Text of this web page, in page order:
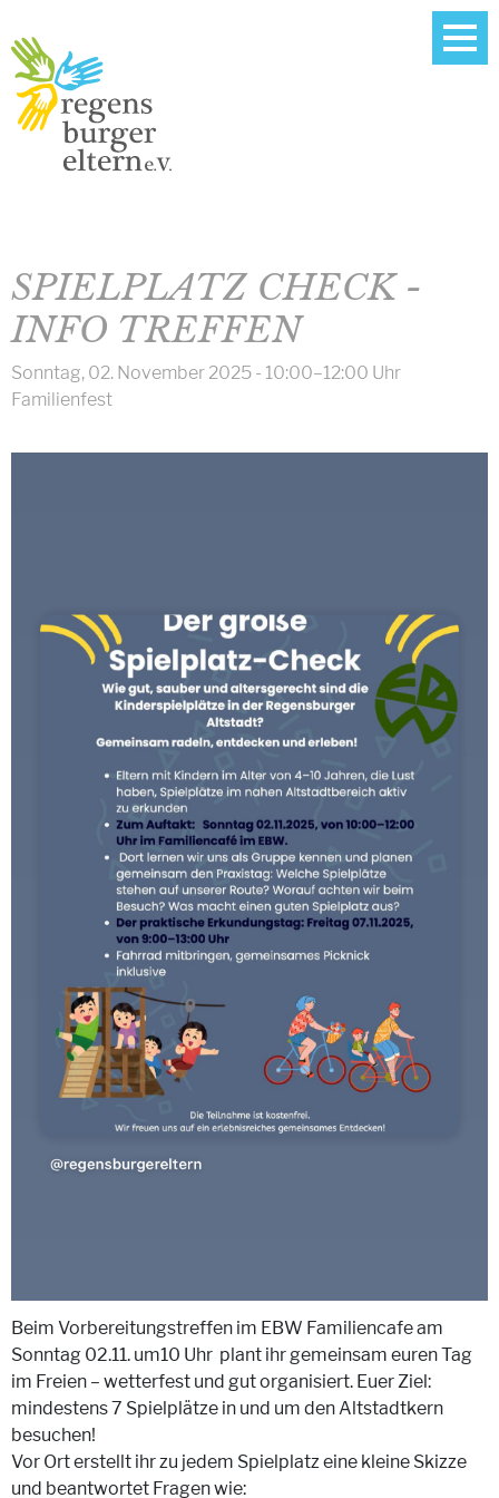
SPIELPLATZ CHECK -
INFO TREFFEN
Sonntag, 02. November 2025 - 10:00–12:00 Uhr
Familienfest
Beim Vorbereitungstreffen im EBW Familiencafe am
Sonntag 02.11. um10 Uhr plant ihr gemeinsam euren Tag
im Freien – wetterfest und gut organisiert. Euer Ziel:
mindestens 7 Spielplätze in und um den Altstadtkern
besuchen!
Vor Ort erstellt ihr zu jedem Spielplatz eine kleine Skizze
und beantwortet Fragen wie: